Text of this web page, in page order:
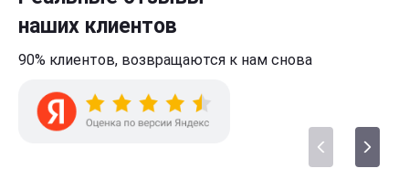
наших клиентов
90% клиентов, возвращаются к нам снова